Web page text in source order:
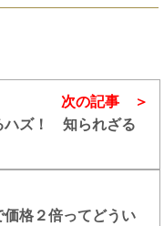
価格２倍ってどうい
次の記事
ハズ！ 知られざる